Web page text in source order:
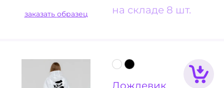
на складе 8 шт.
заказать образец
Дождевик